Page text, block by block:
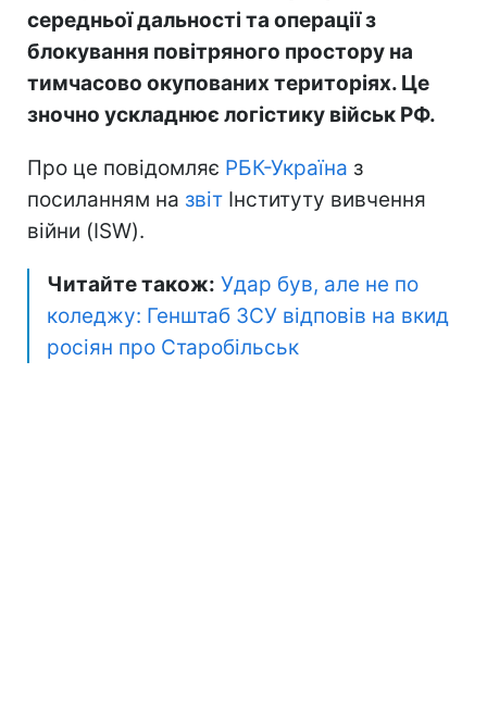
середньої дальності та операції з
блокування повітряного простору на
тимчасово окупованих територіях. Це
зночно ускладнює логістику військ РФ.
Про це повідомляє РБК-Україна з
посиланням на звіт Інституту вивчення
війни (ISW).
Читайте також: Удар був, але не по
коледжу: Генштаб ЗСУ відповів на вкид
росіян про Старобільськ